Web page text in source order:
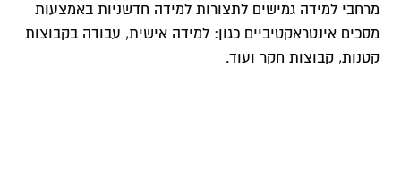
מרחבי למידה גמישים לתצורות למידה חדשניות באמצעות
מסכים אינטראקטיביים כגון: למידה אישית, עבודה בקבוצות
קטנות, קבוצות חקר ועוד.